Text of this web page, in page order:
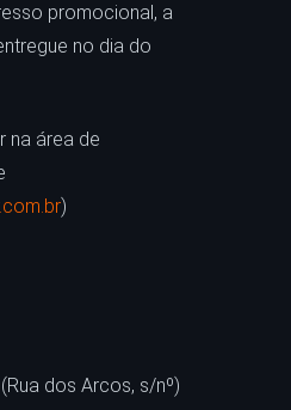
promocional, a
no dia do
na área de
)
dos Arcos, s/nº)